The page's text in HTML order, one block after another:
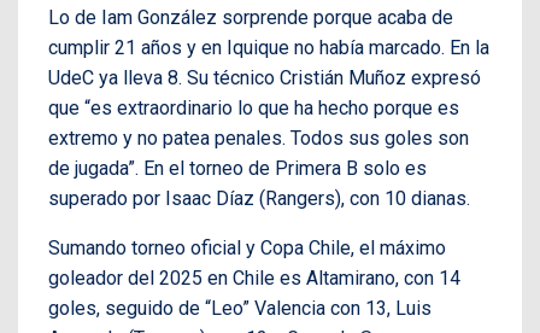
Lo de Iam González sorprende porque acaba de
cumplir 21 años y en Iquique no había marcado. En la
UdeC ya lleva 8. Su técnico Cristián Muñoz expresó
que “es extraordinario lo que ha hecho porque es
extremo y no patea penales. Todos sus goles son
de jugada”. En el torneo de Primera B solo es
superado por Isaac Díaz (Rangers), con 10 dianas.
Sumando torneo oficial y Copa Chile, el máximo
goleador del 2025 en Chile es Altamirano, con 14
goles, seguido de “Leo” Valencia con 13, Luis